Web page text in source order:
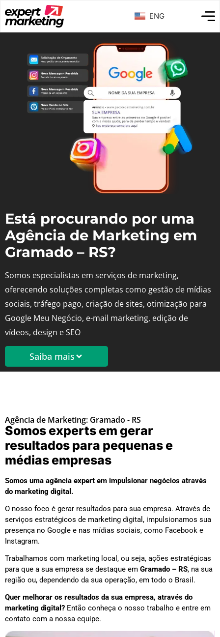
ENG
Está procurando por uma
Agência de Marketing em
Gramado – RS?
Somos especialistas em serviços de marketing,
oferecendo soluções completas como gestão de mídias
sociais, tráfego pago, criação de sites, otimização para
Google Meu Negócio, e-mail marketing, edição de
vídeos, design e SEO
Saiba mais
Agência de Marketing: Gramado - RS
Somos experts em gerar
resultados para pequenas e
médias empresas
Somos uma agência expert em impulsionar negócios através
do marketing digital.
O nosso foco é gerar resultados para sua empresa. Através de
serviços estratégicos de marketing digital, impulsionamos sua
presença no Google e nas mídias sociais, como Facebook e
Instagram.
Trabalhamos com marketing local, ou seja, ações estratégicas
para que a sua empresa se destaque em Gramado – RS, na sua
região ou, dependendo da sua operação, em todo o Brasil.
Quer melhorar os resultados da sua empresa, através do
marketing digital? Então conheça o nosso trabalho e entre em
contato com a nossa equipe.